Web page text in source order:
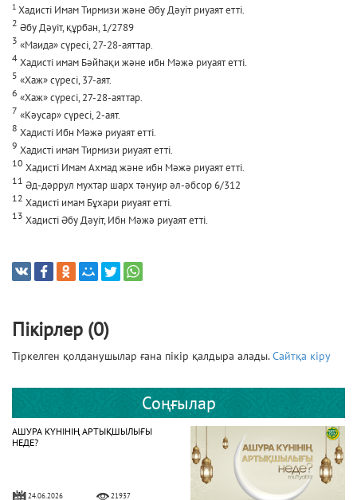
1 Хадисті Имам Тирмизи және Әбу Дәуіт риуаят етті.
2 Әбу Дәуіт, құрбан, 1/2789
3 «Маида» сүресі, 27-28-аяттар.
4 Хадисті имам Бәйһақи және ибн Мәжә риуаят етті.
5 «Хаж» сүресі, 37-аят.
6 «Хаж» сүресі, 27-28-аяттар.
7 «Кәусар» сүресі, 2-аят.
8 Хадисті Ибн Мәжә риуаят етті.
9 Хадисті имам Тирмизи риуаят етті.
10 Хадисті Имам Ахмад және ибн Мәжә риуаят етті.
11 Әд-дәррул мухтар шарх тәнуир әл-әбсор 6/312
12 Хадисті имам Бұхари риуаят етті.
13 Хадисті Әбу Дәуіт, Ибн Мәжә риуаят етті.
Пікірлер (0)
Тіркелген қолданушылар ғана пікір қалдыра алады.Сайтқа кіру
Соңғылар
АШУРА КҮНІНІҢ АРТЫҚШЫЛЫҒЫ
НЕДЕ?
24.06.2026 21937